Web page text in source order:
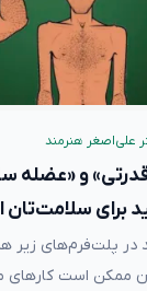
علی‌اصغر هنرمند
و «عضله
برای سلامت‌تان
در پلت‌فرم‌های زیر
ممکن است کارهای